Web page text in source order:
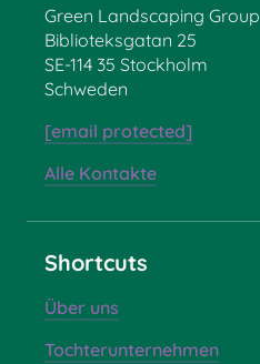
Green Landscaping Group
Biblioteksgatan 25
SE-114 35 Stockholm
Schweden
[email protected]
Alle Kontakte
Shortcuts
Über uns
Tochterunternehmen